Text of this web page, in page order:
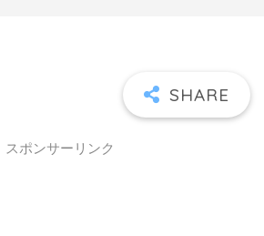
スポンサーリンク